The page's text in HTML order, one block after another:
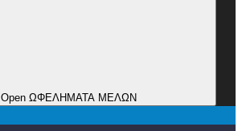
Open ΩΦΕΛΗΜΑΤΑ ΜΕΛΩΝ